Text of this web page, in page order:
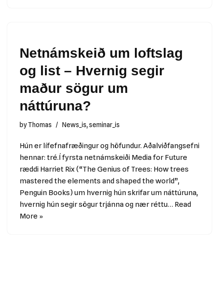
Netnámskeið um loftslag
og list – Hvernig segir
maður sögur um
náttúruna?
byThomas News_is,seminar_is
Hún er lífefnafræðingur og höfundur. Aðalviðfangsefni
hennar: tré.Í fyrsta netnámskeiði Media for Future
ræddi Harriet Rix (“The Genius of Trees: How trees
mastered the elements and shaped the world”,
Penguin Books) um hvernig hún skrifar um náttúruna,
hvernig hún segir sögur trjánna og nær réttu… Read
More »